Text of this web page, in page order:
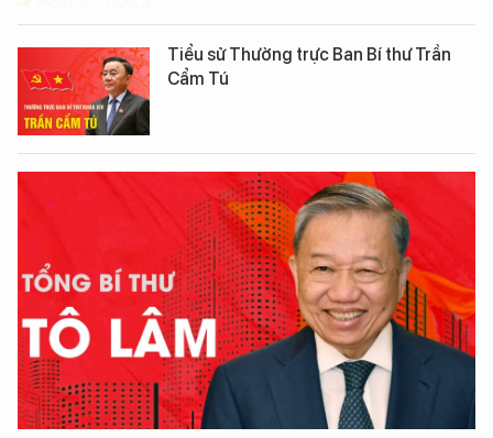
Tiểu sử Thường trực Ban Bí thư Trần
Cẩm Tú